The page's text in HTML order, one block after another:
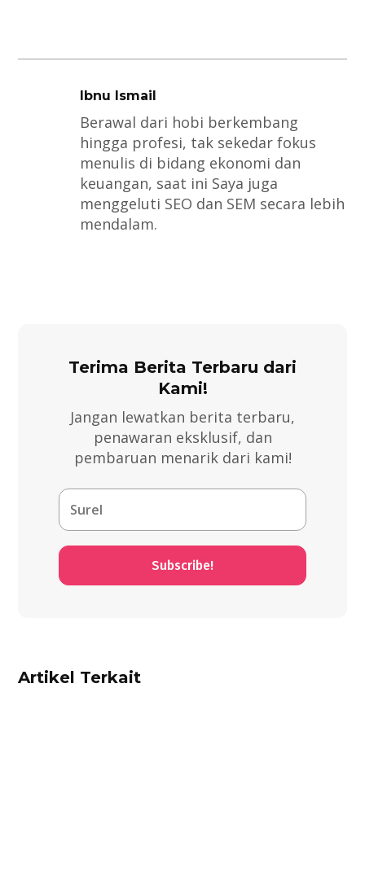
Ibnu Ismail
Berawal dari hobi berkembang
hingga profesi, tak sekedar fokus
menulis di bidang ekonomi dan
keuangan, saat ini Saya juga
menggeluti SEO dan SEM secara lebih
mendalam.
Terima Berita Terbaru dari
Kami!
Jangan lewatkan berita terbaru,
penawaran eksklusif, dan
pembaruan menarik dari kami!
Subscribe!
Artikel Terkait